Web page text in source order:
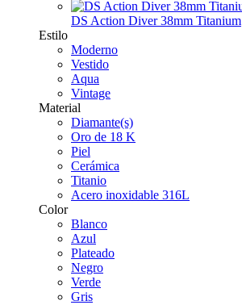
DS Action Diver 38mm Titanium
Estilo
Moderno
Vestido
Aqua
Vintage
Material
Diamante(s)
Oro de 18 K
Piel
Cerámica
Titanio
Acero inoxidable 316L
Color
Blanco
Azul
Plateado
Negro
Verde
Gris